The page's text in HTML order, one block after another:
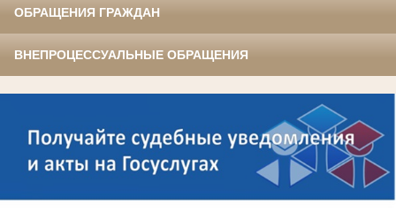
ОБРАЩЕНИЯ ГРАЖДАН
ВНЕПРОЦЕССУАЛЬНЫЕ ОБРАЩЕНИЯ